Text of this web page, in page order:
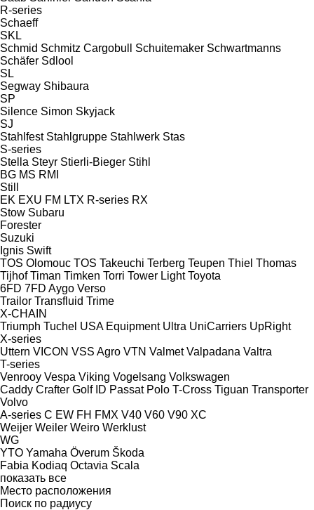
R-series
Schaeff
SKL
Schmid Schmitz Cargobull Schuitemaker Schwartmanns
Schäfer Sdlool
SL
Segway Shibaura
SP
Silence Simon Skyjack
SJ
Stahlfest Stahlgruppe Stahlwerk Stas
S-series
Stella Steyr Stierli-Bieger Stihl
BG MS RMI
Still
EK EXU FM LTX R-series RX
Stow Subaru
Forester
Suzuki
Ignis Swift
TOS Olomouc TOS Takeuchi Terberg Teupen Thiel Thomas
Tijhof Timan Timken Torri Tower Light Toyota
6FD 7FD Aygo Verso
Trailor Transfluid Trime
X-CHAIN
Triumph Tuchel USA Equipment Ultra UniCarriers UpRight
X-series
Uttern VICON VSS Agro VTN Valmet Valpadana Valtra
T-series
Venrooy Vespa Viking Vogelsang Volkswagen
Caddy Crafter Golf ID Passat Polo T-Cross Tiguan Transporter
Volvo
A-series C EW FH FMX V40 V60 V90 XC
Weijer Weiler Weiro Werklust
WG
YTO Yamaha Överum Škoda
Fabia Kodiaq Octavia Scala
показать все
Место расположения
Поиск по радиусу